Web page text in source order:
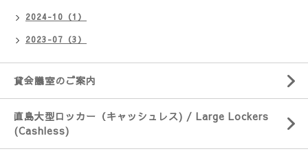
2024-10（1）
2023-07（3）
貸会議室のご案内
直島大型ロッカー（キャッシュレス) / Large Lockers
(Cashless)